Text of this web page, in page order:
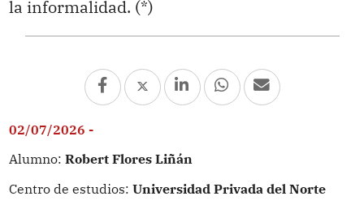
la informalidad. (*)
02/07/2026 -
Alumno: Robert Flores Liñán
Centro de estudios: Universidad Privada del Norte